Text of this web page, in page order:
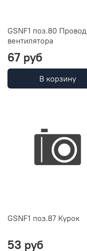
GSNF1 поз.80 Провод
вентилятора
67 руб
В корзину
GSNF1 поз.87 Курок
53 руб